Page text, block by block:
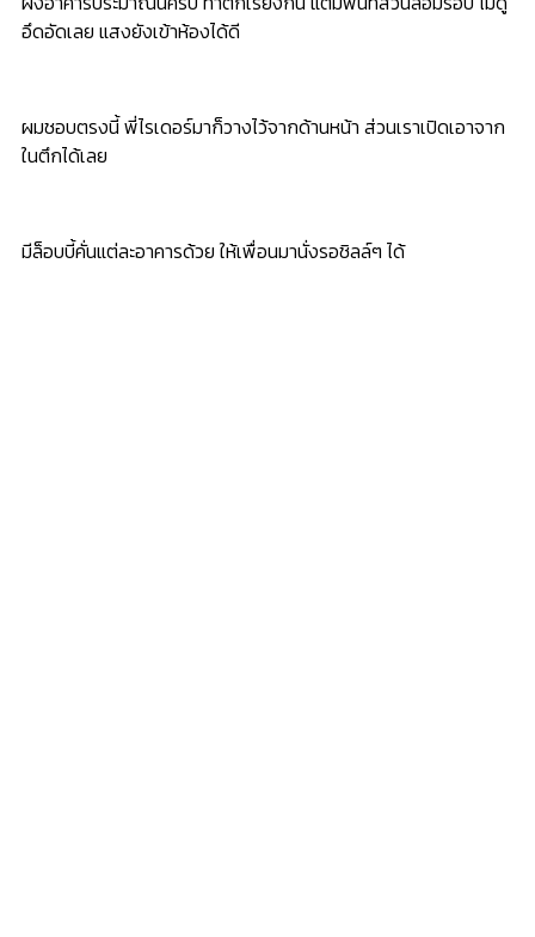
อึดอัดเลย แสงยังเข้าห้องได้ดี
ผมชอบตรงนี้ พี่ไรเดอร์มาก็วางไว้จากด้านหน้า ส่วนเราเปิดเอาจาก
ในตึกได้เลย
มีล็อบบี้คั่นแต่ละอาคารด้วย ให้เพื่อนมานั่งรอชิลล์ๆ ได้